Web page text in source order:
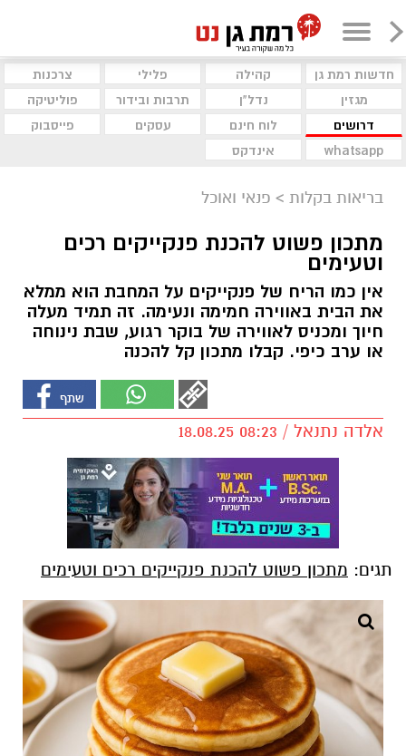
חדשות רמת גן קהילה פלילי
צרכנות
מגזין
נדל"ן תרבות ובידור
פוליטיקה
דרושים
לוח חינם עסקים
פייסבוק
whatsapp
אינדקס
בריאות בקלות > פנאי ואוכל
מתכון פשוט להכנת פנקייקים רכים
וטעימים
אין כמו הריח של פנקייקים על המחבת הוא ממלא
את הבית באווירה חמימה ונעימה. זה תמיד מעלה
חיוך ומכניס לאווירה של בוקר רגוע, שבת נינוחה
או ערב כיפי. קבלו מתכון קל להכנה
אלדה נתנאל / 08:23 18.08.25
מתכון פשוט להכנת פנקייקים רכים וטעימים